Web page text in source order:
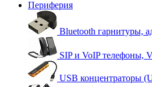
Периферия
Bluetooth гарнитуры,
SIP и VoIP телефоны,
USB концентраторы